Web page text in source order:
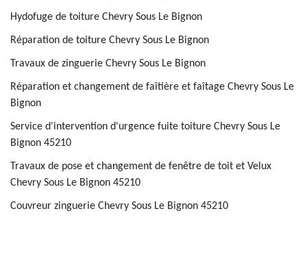
Hydofuge de toiture Chevry Sous Le Bignon
Réparation de toiture Chevry Sous Le Bignon
Travaux de zinguerie Chevry Sous Le Bignon
Réparation et changement de faîtière et faîtage Chevry Sous Le
Bignon
Service d'intervention d'urgence fuite toiture Chevry Sous Le
Bignon 45210
Travaux de pose et changement de fenêtre de toit et Velux
Chevry Sous Le Bignon 45210
Couvreur zinguerie Chevry Sous Le Bignon 45210